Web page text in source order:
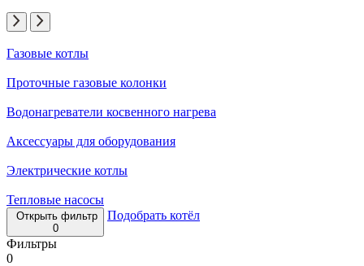
Газовые котлы
Проточные газовые колонки
Водонагреватели косвенного нагрева
Аксессуары для оборудования
Электрические котлы
Тепловые насосы
Открыть фильтр
0
Подобрать котёл
Фильтры
0